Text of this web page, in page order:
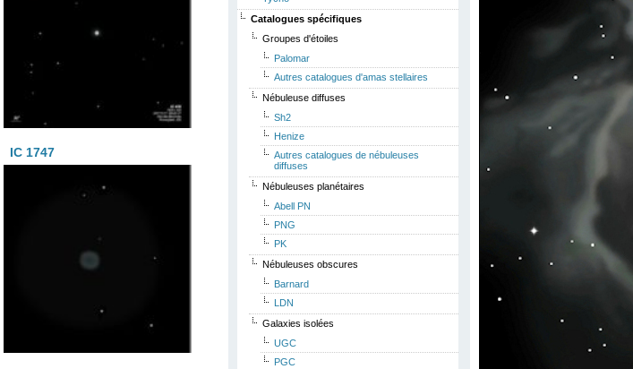
IC 1747
Catalogues spécifiques
Groupes d'étoiles
Palomar
Autres catalogues d'amas stellaires
Nébuleuse diffuses
Sh2
Henize
Autres catalogues de nébuleuses
diffuses
Nébuleuses planétaires
Abell PN
PNG
PK
Nébuleuses obscures
Barnard
LDN
Galaxies isolées
UGC
PGC